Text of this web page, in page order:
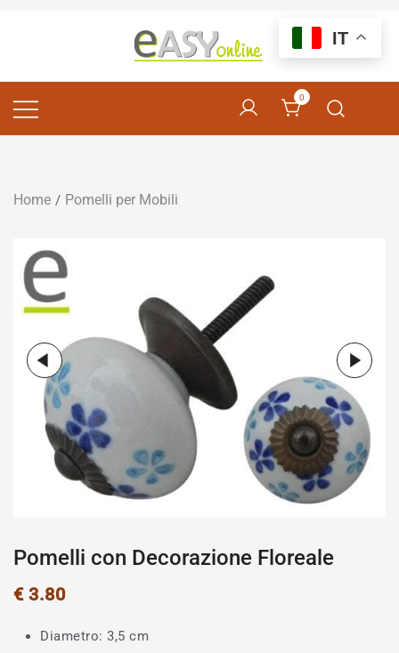
EASY online
Pomelli per Mobili e Artigianato Orientale
0
Home / Pomelli per Mobili
Pomelli con Decorazione Floreale
€3.80
Diametro: 3,5 cm
IT